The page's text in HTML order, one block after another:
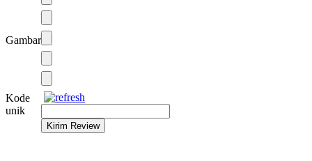
Gambar
Kode
unik